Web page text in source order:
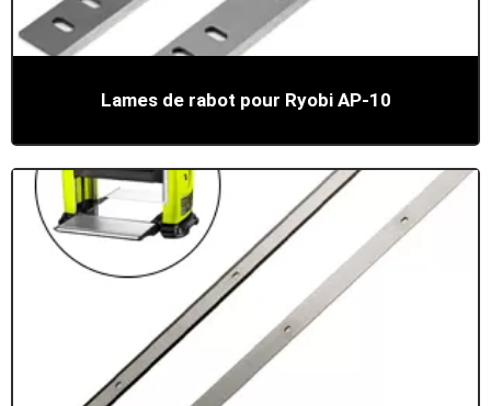
Lames de rabot pour Ryobi AP-10